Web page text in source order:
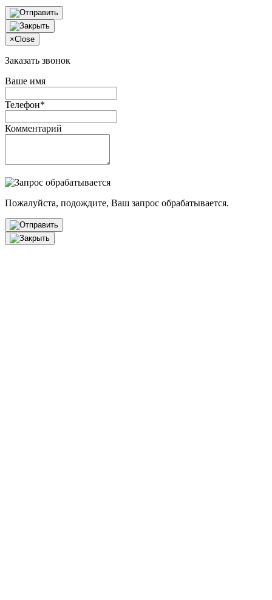
×Close
Заказать звонок
Ваше имя
Телефон*
Комментарий
Пожалуйста, подождите, Ваш запрос обрабатывается.